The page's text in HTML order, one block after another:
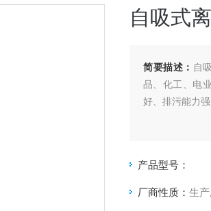
自吸式
简要描述： 自
品、化工、电
好、排污能力
产品型号：
厂商性质： 生